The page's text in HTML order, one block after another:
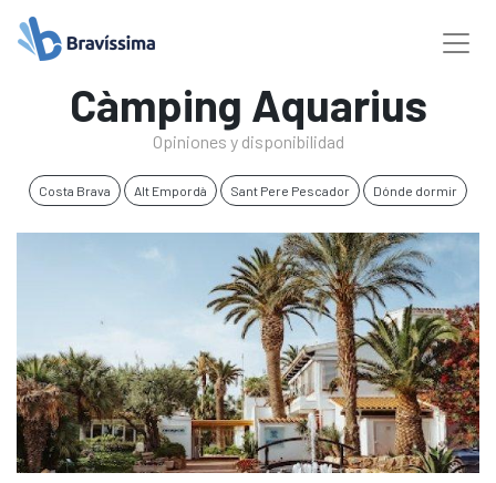
Càmping Aquarius
Opiniones y disponibilidad
Costa Brava Alt Empordà Sant Pere Pescador Dónde dormir